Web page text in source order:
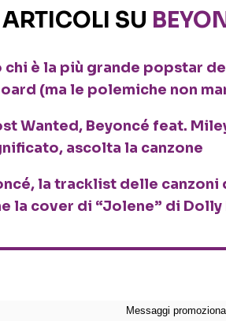
SU
chi è la più grande popstar
(ma le polemiche non
Wanted, Beyoncé feat.
ascolta la canzone
la tracklist delle canzoni
la cover di “Jolene” di Dolly